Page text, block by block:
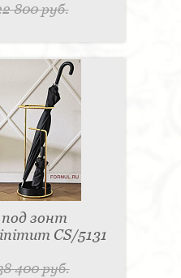
800 руб.
зонт
CS/5131
400 руб.